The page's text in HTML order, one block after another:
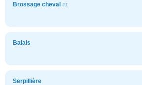
Brossage cheval #1
Balais
Serpillière